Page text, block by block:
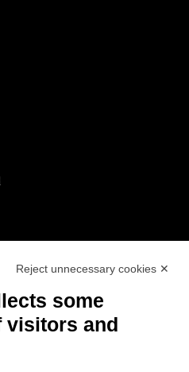
Reject unnecessary cookies ✕
some
visitors and